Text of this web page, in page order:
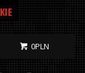
0PLN